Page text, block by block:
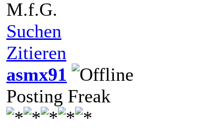
M.f.G.
Suchen
Zitieren
asmx91
Posting Freak